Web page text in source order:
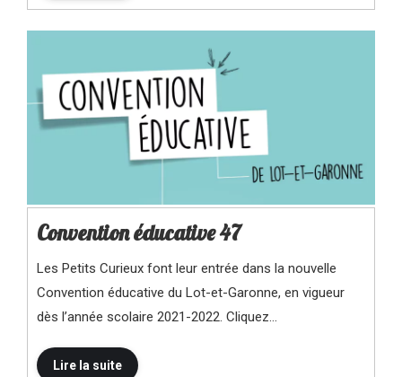
Convention éducative 47
Les Petits Curieux font leur entrée dans la nouvelle
Convention éducative du Lot-et-Garonne, en vigueur
dès l’année scolaire 2021-2022. Cliquez…